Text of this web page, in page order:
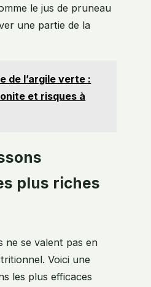
le jus de pruneau
une partie de la
de l’argile verte :
et risques à
plus riches
ne se valent pas en
Voici une
les plus efficaces